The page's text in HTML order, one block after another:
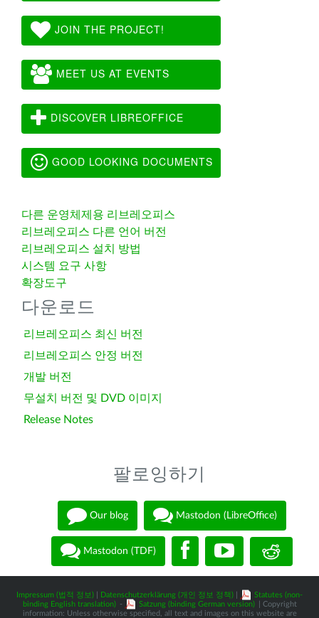
JOIN THE PROJECT!
MEET US AT EVENTS
DISCOVER LIBREOFFICE
GOOD LOOKING DOCUMENTS
다른 운영체제용 리브레오피스
리브레오피스 다른 언어 버전
리브레오피스 설치 방법
시스템 요구 사항
확장도구
다운로드
리브레오피스 최신 버전
리브레오피스 안정 버전
개발 버전
무설치 버전 및 DVD 이미지
Release Notes
팔로잉하기
Our blog Mastodon (LibreOffice)
Mastodon (TDF)
Impressum (법적 정보) Datenschutzerklärung (개인 정보 정책)
Statutes (non-
binding English translation) - Satzung (binding German version)
| Copyright
information: Unless otherwise specified, all text and images on this website are